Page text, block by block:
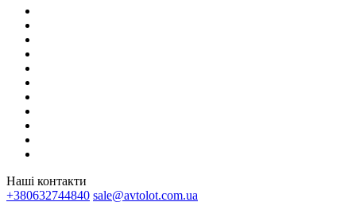
Наші контакти
+380632744840 sale@avtolot.com.ua